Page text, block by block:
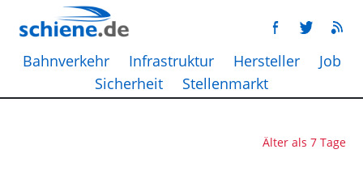
Bahnverkehr Infrastruktur Hersteller
Job
Sicherheit
Stellenmarkt
Älter als 7 Tage